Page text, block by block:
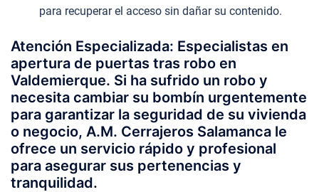
para recuperar el acceso sin dañar su contenido.
Atención Especializada: Especialistas en
apertura de puertas tras robo en
Valdemierque. Si ha sufrido un robo y
necesita cambiar su bombín urgentemente
para garantizar la seguridad de su vivienda
o negocio, A.M. Cerrajeros Salamanca le
ofrece un servicio rápido y profesional
para asegurar sus pertenencias y
tranquilidad.